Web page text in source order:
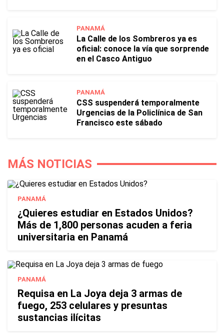
PANAMÁ
La Calle de los Sombreros ya es
oficial: conoce la vía que sorprende
en el Casco Antiguo
PANAMÁ
CSS suspenderá temporalmente
Urgencias de la Policlínica de San
Francisco este sábado
MÁS NOTICIAS
PANAMÁ
¿Quieres estudiar en Estados Unidos?
Más de 1,800 personas acuden a feria
universitaria en Panamá
PANAMÁ
Requisa en La Joya deja 3 armas de
fuego, 253 celulares y presuntas
sustancias ilícitas